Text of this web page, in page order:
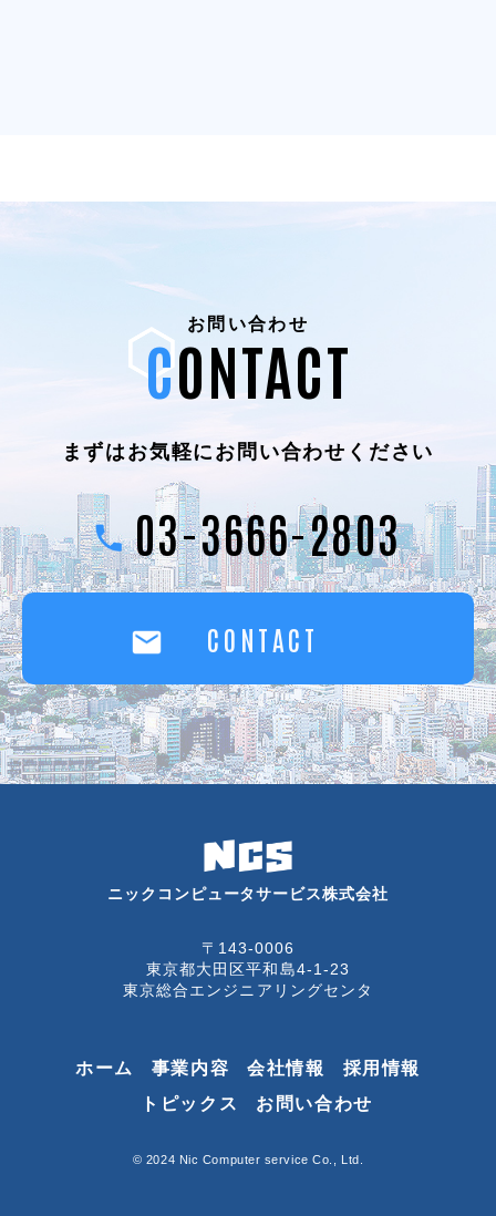
お問い合わせ
CONTACT
まずはお気軽に お問い合わせください
03-3666-2803
CONTACT
ニックコンピュータサービス株式会社
〒143-0006
東京都大田区平和島4-1-23
東京総合エンジニアリングセンタ
ホーム 事業内容 会社情報
採用情報
トピックス
お問い合わせ
© 2024 Nic Computer service Co., Ltd.